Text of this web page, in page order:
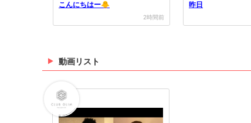
こんにちはー🐥
2時間前
昨日
動画リスト